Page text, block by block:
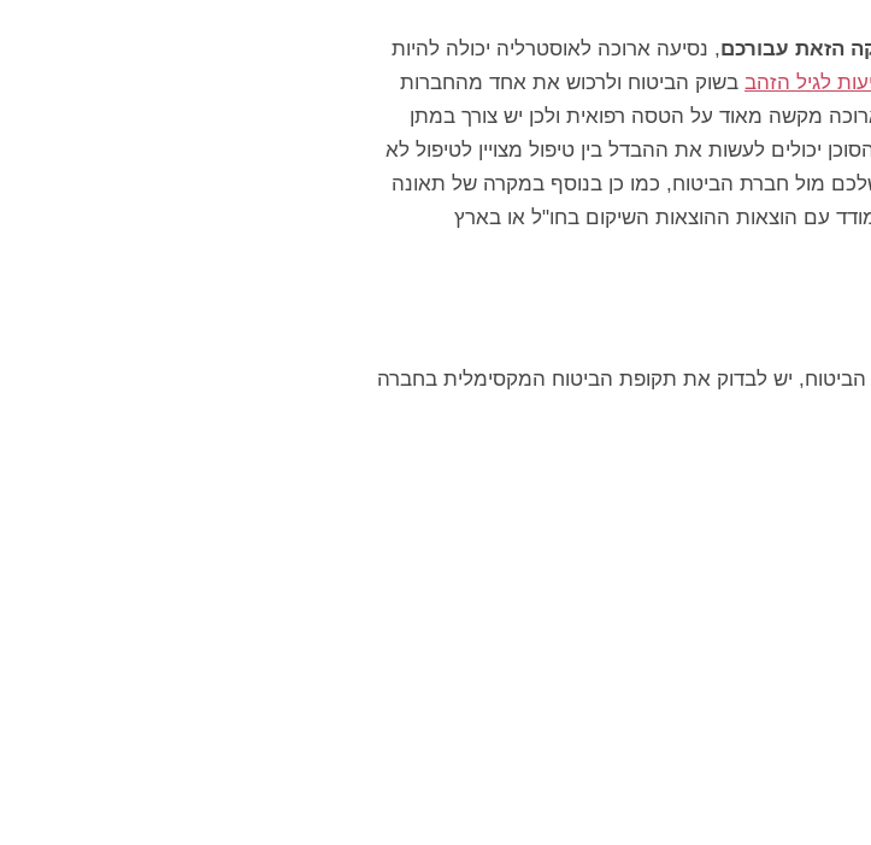
הזאת עבורכם, נסיעה ארוכה לאוסטרליה יכולה להיות
לגיל הזהב בשוק הביטוח ולרכוש את אחד מהחברות
מקשה מאוד על הטסה רפואית ולכן יש צורך במתן
יכולים לעשות את ההבדל בין טיפול מצויין לטיפול לא
שלכם מול חברת הביטוח, כמו כן בנוסף במקרה של תאונה
עם הוצאות ההוצאות השיקום בחו"ל או בארץ
יש לבדוק את תקופת הביטוח המקסימלית בחברה